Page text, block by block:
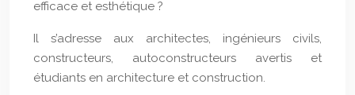
efficace et esthétique ?
Il s’adresse aux architectes, ingénieurs civils,
constructeurs, autoconstructeurs avertis et
étudiants en architecture et construction.